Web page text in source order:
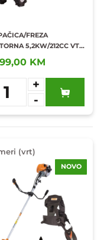
FREZA
5,2KW/212CC VTB
+ PRIKOLICA TT
VILLAGERKM
1
+
-
u
(vrt)
NOVO